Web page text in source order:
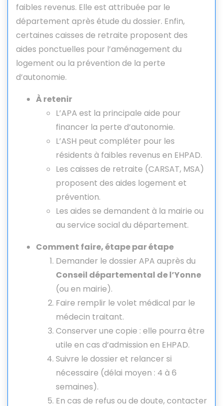
faibles revenus. Elle est attribuée par le
département après étude du dossier. Enfin,
certaines caisses de retraite proposent des
aides ponctuelles pour l’aménagement du
logement ou la prévention de la perte
d’autonomie.
À retenir
L’APA est la principale aide pour
financer la perte d’autonomie.
L’ASH peut compléter pour les
résidents à faibles revenus en EHPAD.
Les caisses de retraite (CARSAT, MSA)
proposent des aides logement et
prévention.
Les aides se demandent à la mairie ou
au service social du département.
Comment faire, étape par étape
Demander le dossier APA auprès du
Conseil départemental de l’Yonne
(ou en mairie).
Faire remplir le volet médical par le
médecin traitant.
Conserver une copie : elle pourra être
utile en cas d’admission en EHPAD.
Suivre le dossier et relancer si
nécessaire (délai moyen : 4 à 6
semaines).
En cas de refus ou de doute, contacter